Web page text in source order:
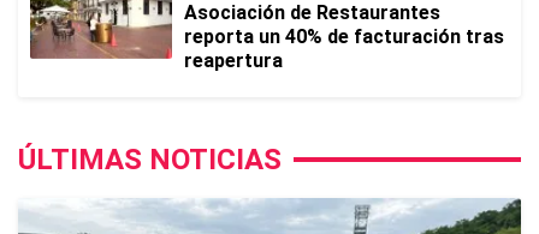
Asociación de Restaurantes
reporta un 40% de facturación tras
reapertura
ÚLTIMAS NOTICIAS